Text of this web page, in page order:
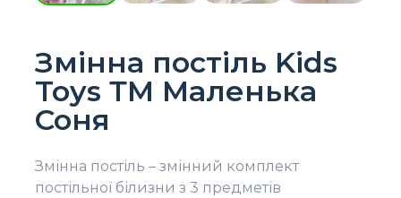
Змінна постіль Kids
Toys ТМ Маленька
Соня
Змінна постіль – змінний комплект
постільної білизни з 3 предметів